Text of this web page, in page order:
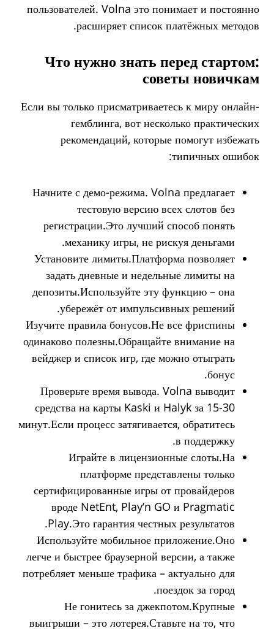
пользователей. Volna это понимает и постоянно
расширяет список платёжных методов.
Что нужно знать перед стартом:
советы новичкам
Если вы только присматриваетесь к миру онлайн-
гемблинга, вот несколько практических
рекомендаций, которые помогут избежать
типичных ошибок:
Начните с демо-режима. Volna предлагает
тестовую версию всех слотов без
регистрации.Это лучший способ понять
механику игры, не рискуя деньгами.
Установите лимиты.Платформа позволяет
задать дневные и недельные лимиты на
депозиты.Используйте эту функцию – она
убережёт от импульсивных решений.
Изучите правила бонусов.Не все фриспины
одинаково полезны.Обращайте внимание на
вейджер и список игр, где можно отыграть
бонус.
Проверьте время вывода. Volna выводит
средства на карты Kaski и Halyk за 15-30
минут.Если процесс затягивается, обратитесь
в поддержку.
Играйте в лицензионные слоты.На
платформе представлены только
сертифицированные игры от провайдеров
вроде NetEnt, Play’n GO и Pragmatic
Play.Это гарантия честных результатов.
Используйте мобильное приложение.Оно
легче и быстрее браузерной версии, а также
потребляет меньше трафика – актуально для
поездок за город.
Не гонитесь за джекпотом.Крупные
выигрыши – это лотерея.Ставьте на то, что